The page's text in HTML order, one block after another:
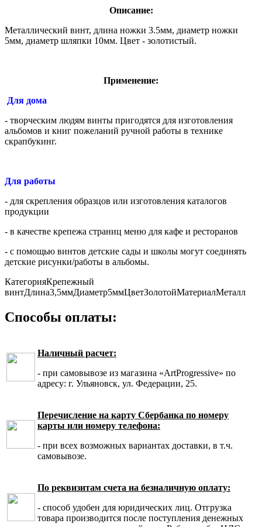
Описание:
Металлический винт, длина ножки 3.5мм, диаметр ножки
5мм, диаметр шляпки 10мм. Цвет - золотистый.
Применение:
Для дома
- творческим людям винты пригодятся для изготовления
альбомов и книг пожеланий ручной работы в технике
скрапбукинг.
Для работы
- для скрепления образцов или изготовления каталогов
продукции
- в качестве крепежа страниц меню для кафе и ресторанов
- с помощью винтов детские сады и школы могут соединять
детские рисунки/работы в альбомы.
КатегорияКрепежный
винтДлина3,5ммДиаметр5ммЦветЗолотойМатериалМеталл
Способы оплаты:
Наличный расчет:
- при самовывозе из магазина «ArtProgressive» по
адресу: г. Ульяновск, ул. Федерации, 25.
Перечисление на карту Сбербанка по номеру
карты или номеру телефона:
- при всех возможных вариантах доставки, в т.ч.
самовывозе.
По реквизитам счета на безналичную оплату:
- способ удобен для юридических лиц. Отгрузка
товара производится после поступления денежных